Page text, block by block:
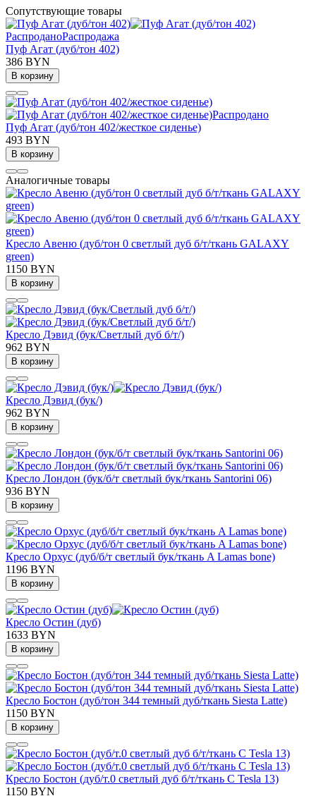
Сопутствующие товары
РаспроданоРаспродажа
Пуф Агат (дуб/тон 402)
386 BYN
В корзину
Распродано
Пуф Агат (дуб/тон 402/жесткое сиденье)
493 BYN
В корзину
Аналогичные товары
Кресло Авеню (дуб/тон 0 светлый дуб б/т/ткань GALAXY
green)
1150 BYN
В корзину
Кресло Дэвид (бук/Светлый дуб б/т/)
962 BYN
В корзину
Кресло Дэвид (бук/)
962 BYN
В корзину
Кресло Лондон (бук/б/т светлый бук/ткань Santorini 06)
936 BYN
В корзину
Кресло Орхус (дуб/б/т светлый бук/ткань A Lamas bone)
1196 BYN
В корзину
Кресло Остин (дуб)
1633 BYN
В корзину
Кресло Бостон (дуб/тон 344 темный дуб/ткань Siesta Latte)
1150 BYN
В корзину
Кресло Бостон (дуб/т.0 светлый дуб б/т/ткань C Tesla 13)
1150 BYN